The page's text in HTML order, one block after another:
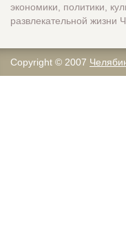
экономики, политики,
развлекательной жизни
Copyright © 2007